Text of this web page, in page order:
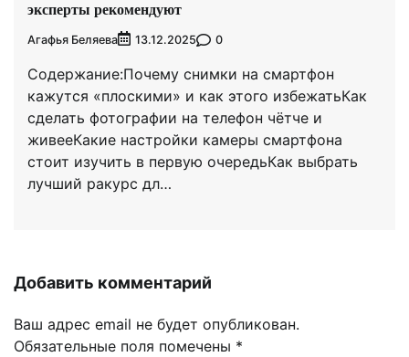
эксперты рекомендуют
Агафья Беляева 13.12.2025 0
Содержание:Почему снимки на смартфон
кажутся «плоскими» и как этого избежатьКак
сделать фотографии на телефон чётче и
живееКакие настройки камеры смартфона
стоит изучить в первую очередьКак выбрать
лучший ракурс дл…
Добавить комментарий
Ваш адрес email не будет опубликован.
Обязательные поля помечены *